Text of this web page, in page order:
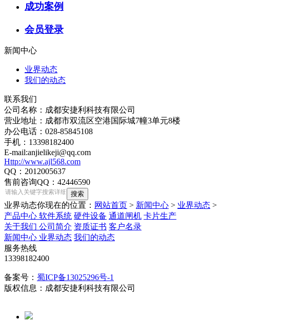
成功案例
会员登录
新闻中心
业界动态
我们的动态
联系我们
公司名称：成都安捷利科技有限公司
营业地址：成都市双流区空港国际城7幢3单元8楼
办公电话：028-85845108
手机：13398182400
E-mail:anjielikeji@qq.com
Http://www.ajl568.com
QQ：2012005637
售前咨询QQ：42446590
业界动态你现在的位置： 网站首页 > 新闻中心 > 业界动态 >
产品中心 软件系统 硬件设备 通道闸机 卡片生产
关于我们 公司简介 资质证书 客户名录
新闻中心 业界动态 我们的动态
服务热线
13398182400
备案号： 蜀ICP备13025296号-1
版权信息：成都安捷利科技有限公司